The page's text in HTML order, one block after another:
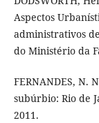
Aspectos
administrativos
do Ministério da
FERNANDES, N.
subúrbio: Rio de
2011.